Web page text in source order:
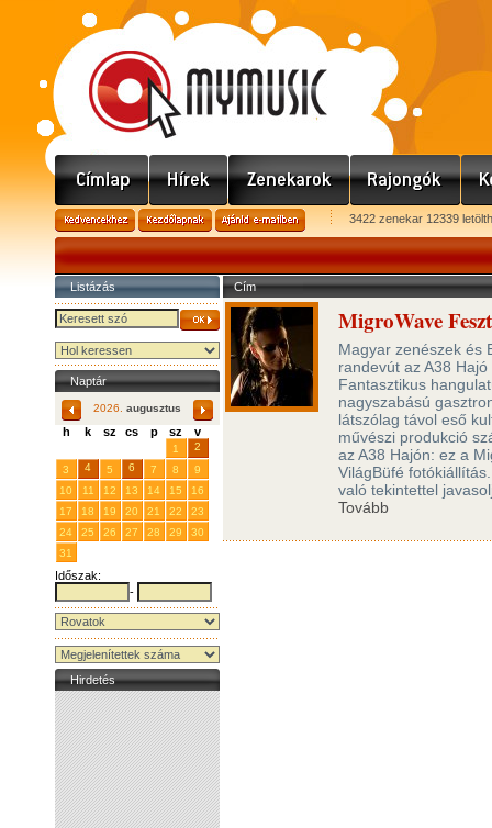
3422 zenekar 12339
Listázás
Naptár
2026. augusztus
h k sz cs p sz v
1
2
3
4 5 6 7 8
9
10
11 12 13 14 15
16
17
18 19 20 21 22
23
24
25 26 27 28 29
30
31
Időszak:
-
Hirdetés
Cím
MigroWave
Magyar zenészek és
randevút az A38
Fantasztikus
nagyszabású
látszólag távol eső
művészi produkció
az A38 Hajón: ez a
VilágBüfé
való tekintettel
Tovább